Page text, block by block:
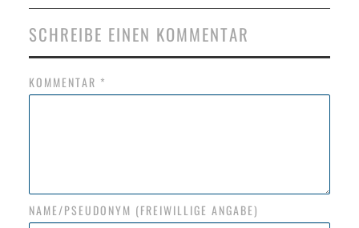
SCHREIBE EINEN KOMMENTAR
KOMMENTAR *
NAME/PSEUDONYM (FREIWILLIGE ANGABE)